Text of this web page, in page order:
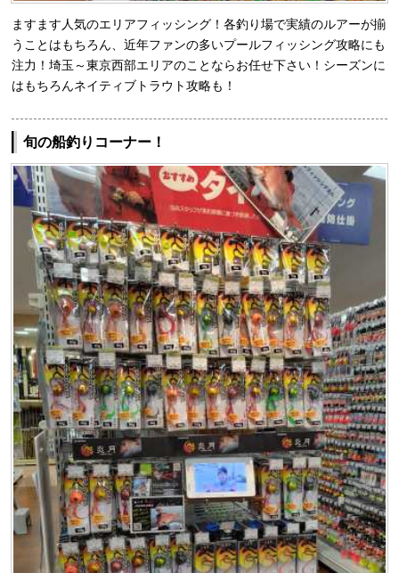
ますます人気のエリアフィッシング！各釣り場で実績のルアーが揃
うことはもちろん、近年ファンの多いプールフィッシング攻略にも
注力！埼玉～東京西部エリアのことならお任せ下さい！シーズンに
はもちろんネイティブトラウト攻略も！
旬の船釣りコーナー！